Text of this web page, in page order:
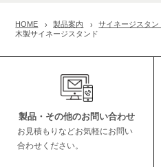
HOME 製品案内 サイネージスタン
木製サイネージスタンド
製品・その他のお問い合わせ
お見積もりなどお気軽にお問い
合わせください。